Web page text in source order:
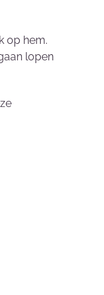
op hem.
lopen